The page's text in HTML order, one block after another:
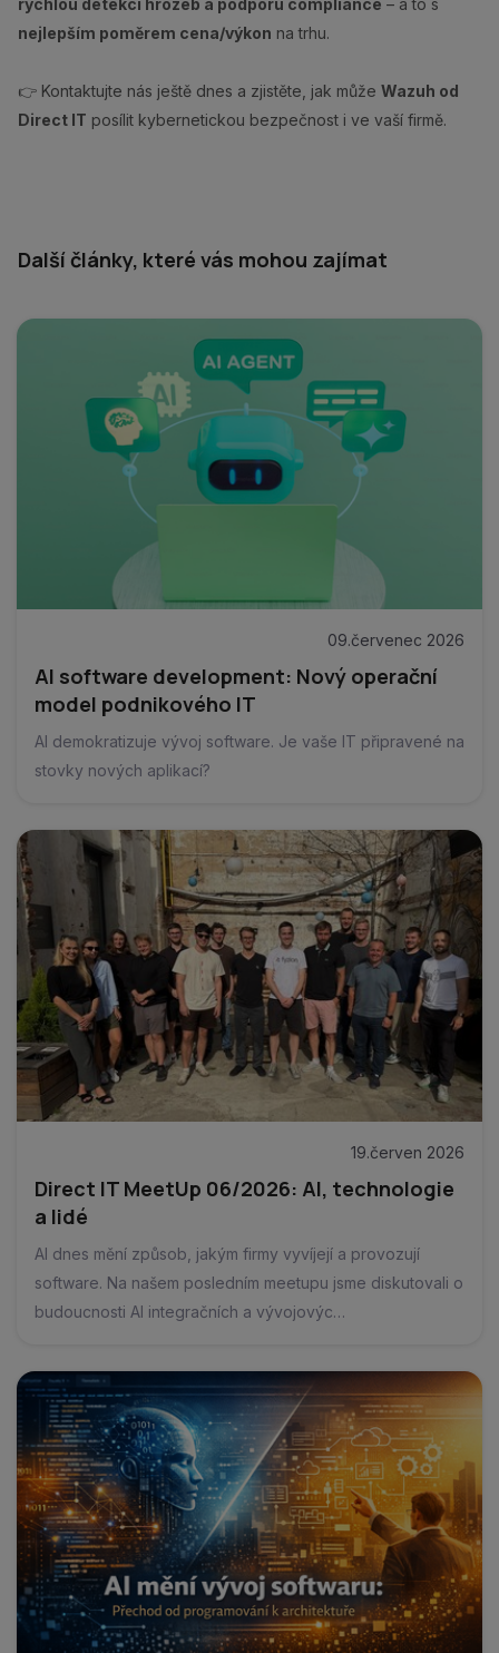
rychlou detekci hrozeb a podporu compliance – a to s
nejlepším poměrem cena/výkon na trhu.
👉 Kontaktujte nás ještě dnes a zjistěte, jak může Wazuh od
Direct IT posílit kybernetickou bezpečnost i ve vaší firmě.
Další články, které vás mohou zajímat
09.červenec 2026
AI software development: Nový operační
model podnikového IT
AI demokratizuje vývoj software. Je vaše IT připravené na
stovky nových aplikací?
19.červen 2026
Direct IT MeetUp 06/2026: AI, technologie
a lidé
AI dnes mění způsob, jakým firmy vyvíjejí a provozují
software. Na našem posledním meetupu jsme diskutovali o
budoucnosti AI integračních a vývojovýc…